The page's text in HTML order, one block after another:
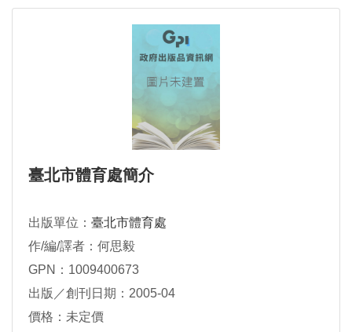
臺北市體育處簡介
出版單位： 臺北市體育處
作/編/譯者：何思毅
GPN：1009400673
出版／創刊日期：2005-04
價格：未定價